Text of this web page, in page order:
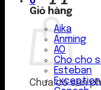
Giỏ hàng
Chưa có sản
Aika
Anming
AO
Cho cho
Esteban